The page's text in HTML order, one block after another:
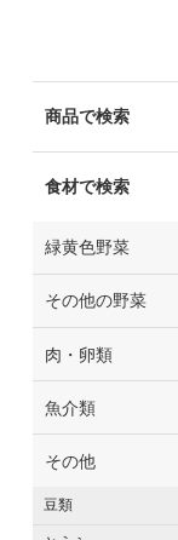
商品で検索
食材で検索
緑黄色野菜
その他の野菜
肉・卵類
魚介類
その他
豆類